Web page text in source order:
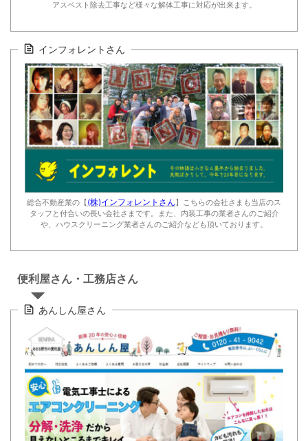
アスベスト除去工事など様々な解体工事に対応が出来ます。
インフォレントさん
総合不動産業の【 (株)インフォレントさん 】こちらの会社さまも当店のス
タッフと付合いの長い会社さまです。また、内装工事の業者さんのご紹介
や、ハウスクリーニング業者さんのご紹介なども頂いております。
便利屋さん・工務店さん
あんしん屋さん